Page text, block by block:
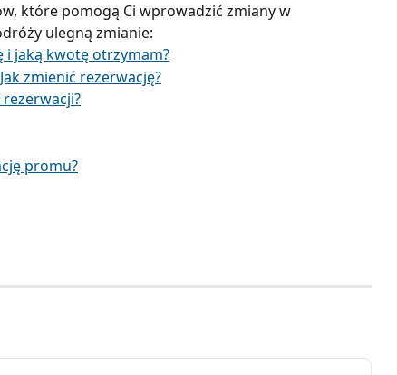
które pomogą Ci wprowadzić zmiany w
ulegną zmianie:
i jaką kwotę otrzymam?
zmienić rezerwację?
promu?